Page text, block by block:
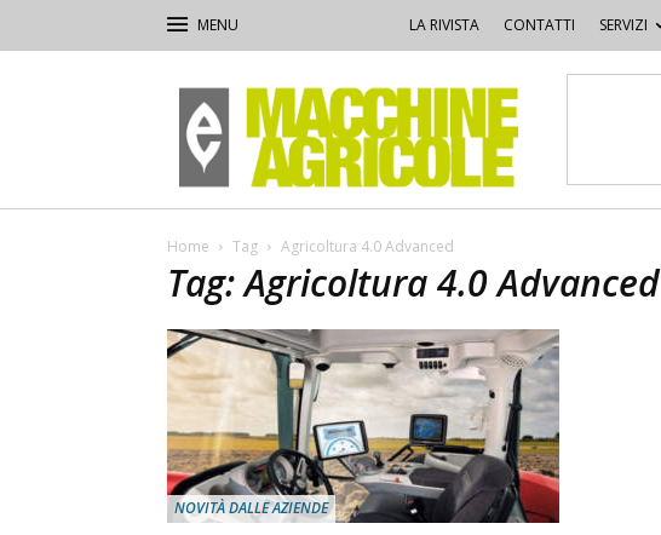
LA RIVISTA CONTATTI SERVIZI
Macchine
Agricole
Home Tag Agricoltura 4.0 Advanced
Tag: Agricoltura 4.0 Advanced
NOVITÀ DALLE AZIENDE